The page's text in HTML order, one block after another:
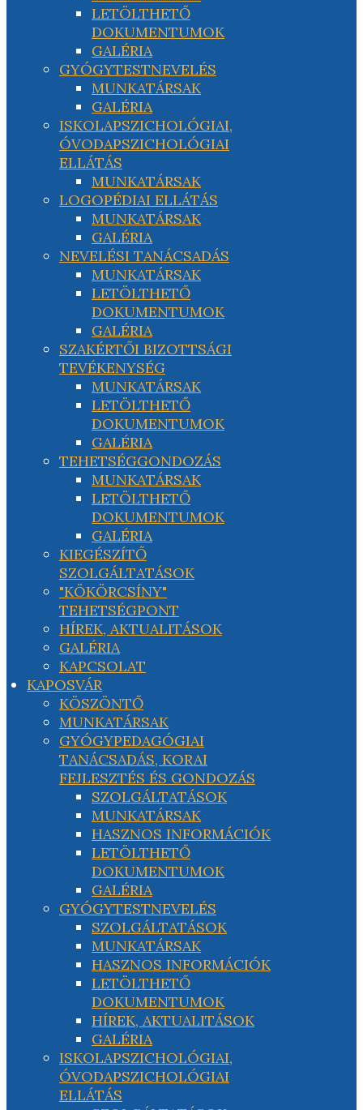
LETÖLTHETŐ
DOKUMENTUMOK
GALÉRIA
GYÓGYTESTNEVELÉS
MUNKATÁRSAK
GALÉRIA
ISKOLAPSZICHOLÓGIAI,
ÓVODAPSZICHOLÓGIAI
ELLÁTÁS
MUNKATÁRSAK
LOGOPÉDIAI ELLÁTÁS
MUNKATÁRSAK
GALÉRIA
NEVELÉSI TANÁCSADÁS
MUNKATÁRSAK
LETÖLTHETŐ
DOKUMENTUMOK
GALÉRIA
SZAKÉRTŐI BIZOTTSÁGI
TEVÉKENYSÉG
MUNKATÁRSAK
LETÖLTHETŐ
DOKUMENTUMOK
GALÉRIA
TEHETSÉGGONDOZÁS
MUNKATÁRSAK
LETÖLTHETŐ
DOKUMENTUMOK
GALÉRIA
KIEGÉSZÍTŐ
SZOLGÁLTATÁSOK
"KÖKÖRCSÍNY"
TEHETSÉGPONT
HÍREK, AKTUALITÁSOK
GALÉRIA
KAPCSOLAT
KAPOSVÁR
KÖSZÖNTŐ
MUNKATÁRSAK
GYÓGYPEDAGÓGIAI
TANÁCSADÁS, KORAI
FEJLESZTÉS ÉS GONDOZÁS
SZOLGÁLTATÁSOK
MUNKATÁRSAK
HASZNOS INFORMÁCIÓK
LETÖLTHETŐ
DOKUMENTUMOK
GALÉRIA
GYÓGYTESTNEVELÉS
SZOLGÁLTATÁSOK
MUNKATÁRSAK
HASZNOS INFORMÁCIÓK
LETÖLTHETŐ
DOKUMENTUMOK
HÍREK, AKTUALITÁSOK
GALÉRIA
ISKOLAPSZICHOLÓGIAI,
ÓVODAPSZICHOLÓGIAI
ELLÁTÁS